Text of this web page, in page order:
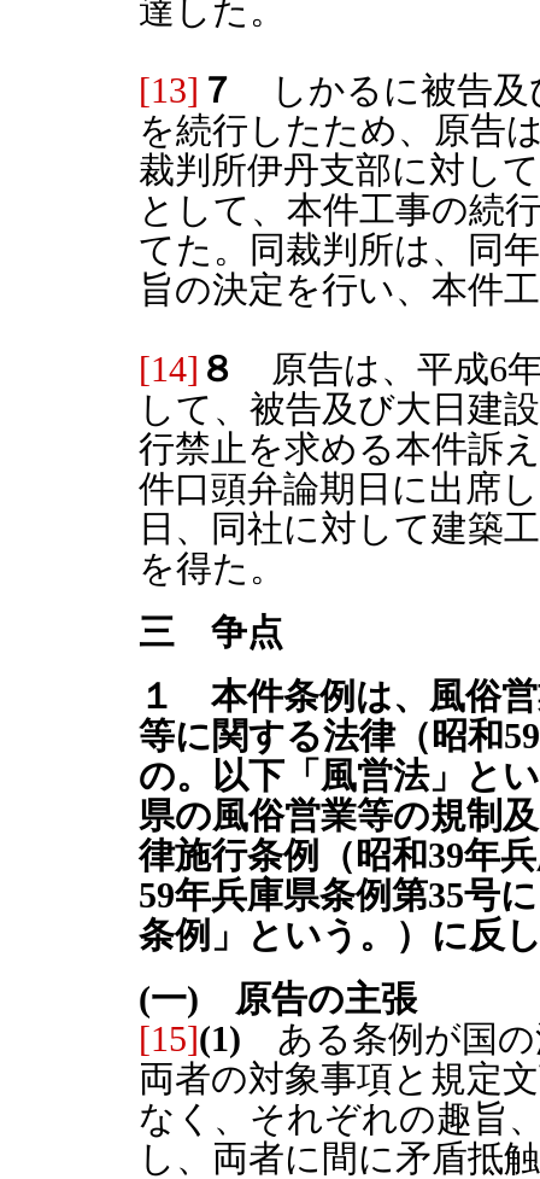
達した。
[13] ７
しかるに被告及
を続行したため、原告
裁判所伊丹支部に対し
として、本件工事の続
てた。同裁判所は、同
旨の決定を行い、本件
[14] ８
原告は、平成6
して、被告及び大日建
行禁止を求める本件訴
件口頭弁論期日に出席
日、同社に対して建築
を得た。
三 争点
１
本件条例は、風俗
等に関する法律（昭和
の。以下「風営法」と
県の風俗営業等の規制
律施行条例（昭和39年
59年兵庫県条例第35号
条例」という。）に反
(一) 原告の主張
[15](1) ある条例が国の
両者の対象事項と規定
なく、それぞれの趣旨
し、両者に間に矛盾抵